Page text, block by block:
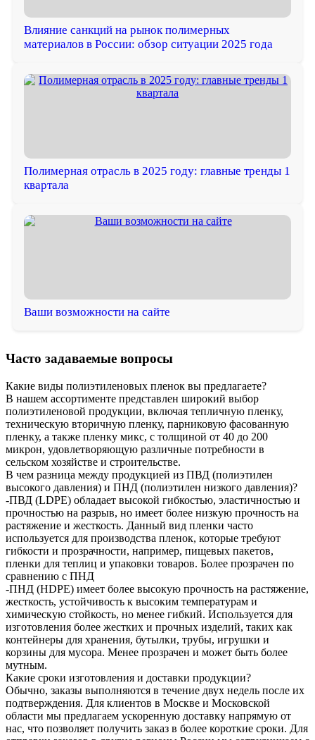
Влияние санкций на рынок полимерных
материалов в России: обзор ситуации 2025 года
Полимерная отрасль в 2025 году: главные тренды 1
квартала
Ваши возможности на сайте
Часто задаваемые вопросы
Какие виды полиэтиленовых пленок вы предлагаете?
В нашем ассортименте представлен широкий выбор
полиэтиленовой продукции, включая тепличную пленку,
техническую вторичную пленку, парниковую фасованную
пленку, а также пленку микс, с толщиной от 40 до 200
микрон, удовлетворяющую различные потребности в
сельском хозяйстве и строительстве.
В чем разница между продукцией из ПВД (полиэтилен
высокого давления) и ПНД (полиэтилен низкого давления)?
-ПВД (LDPE) обладает высокой гибкостью, эластичностью и
прочностью на разрыв, но имеет более низкую прочность на
растяжение и жесткость. Данный вид пленки часто
используется для производства пленок, которые требуют
гибкости и прозрачности, например, пищевых пакетов,
пленки для теплиц и упаковки товаров. Более прозрачен по
сравнению с ПНД
-ПНД (HDPE) имеет более высокую прочность на растяжение,
жесткость, устойчивость к высоким температурам и
химическую стойкость, но менее гибкий. Используется для
изготовления более жестких и прочных изделий, таких как
контейнеры для хранения, бутылки, трубы, игрушки и
корзины для мусора. Менее прозрачен и может быть более
мутным.
Какие сроки изготовления и доставки продукции?
Обычно, заказы выполняются в течение двух недель после их
подтверждения. Для клиентов в Москве и Московской
области мы предлагаем ускоренную доставку напрямую от
нас, что позволяет получить заказ в более короткие сроки. Для